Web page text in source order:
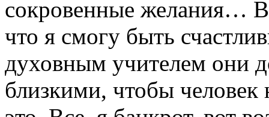
сокровенные желания…
что я смогу быть
духовным учителем они
близкими, чтобы человек